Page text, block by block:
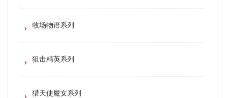
牧场物语系列
狙击精英系列
猎天使魔女系列